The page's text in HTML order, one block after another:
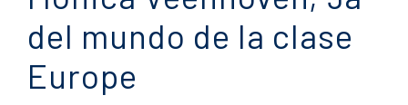
del mundo de la clase
Europe